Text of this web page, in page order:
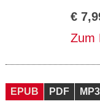
€
Zum
EPUB PDF MP3